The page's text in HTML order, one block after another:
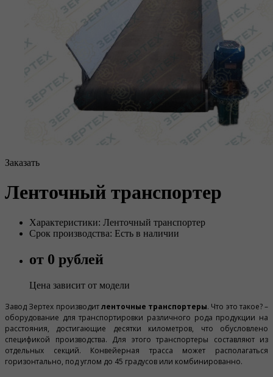
Заказать
Ленточный транспортер
Характеристики: Ленточный транспортер
Срок производства: Есть в наличии
от 0 рублей
Цена зависит от модели
Завод Зертех производитленточные транспортеры. Что это такое? –
оборудование для транспортировки различного рода продукции на
расстояния, достигающие десятки километров, что обусловлено
спецификой производства. Для этого транспортеры составляют из
отдельных секций. Конвейерная трасса может располагаться
горизонтально, под углом до 45 градусов или комбинированно.